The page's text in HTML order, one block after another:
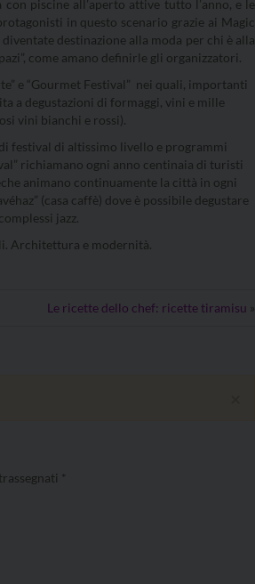
piscine all’aperto attive tutto l’anno, e le
in questo scenario grazie ai Magic
destinazione alla moda per chi è alla
come amano definirle gli organizzatori.
e “Gourmet Festival” nei quali, importanti
a degustazioni di formaggi, vini e mille
vini bianchi e rossi).
festival di altissimo livello e programmi
richiamano ogni anno centinaia di turisti
animano continuamente la città in ogni
(casa caffè) dove è possibile degustare
jazz.
Architettura e modernità.
Le ricette dello chef: ricette tiramisu »
*